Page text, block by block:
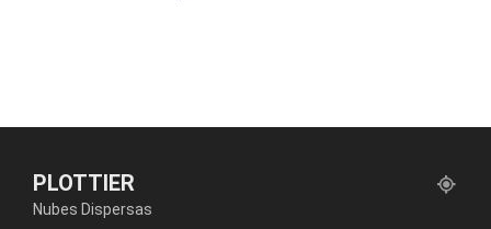
PLOTTIER
Nubes Dispersas